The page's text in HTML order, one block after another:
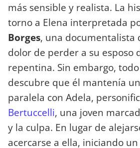
más sensible y realista. La
torno a Elena interpretada
Borges, una documentalista
dolor de perder a su esposo
repentina. Sin embargo,
descubre que él mantenía
paralela con Adela,
Bertuccelli, una joven
y la culpa. En lugar de
acercarse a ella, iniciando